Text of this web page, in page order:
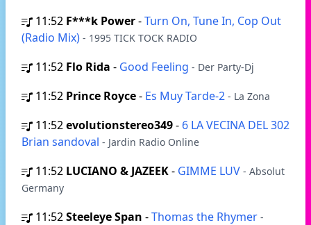
11:52 F***k Power-Turn On, Tune In, Cop Out
(Radio Mix) - 1995 TICK TOCK RADIO
11:52 Flo Rida - Good Feeling - Der Party-Dj
11:52 Prince Royce- Es Muy Tarde-2 - La Zona
11:52evolutionstereo349- 6 LA VECINA DEL 302
Brian sandoval - Jardin Radio Online
11:52 LUCIANO & JAZEEK- GIMME LUV - Absolut
Germany
11:52Steeleye Span -Thomas the Rhymer -